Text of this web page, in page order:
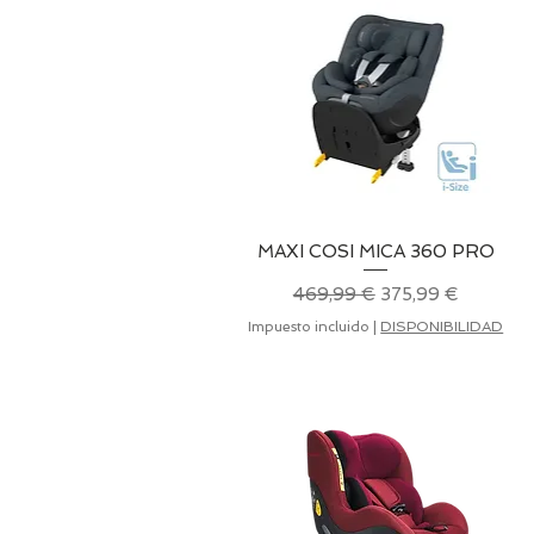
Vista rápida
MAXI COSI MICA 360 PRO
Precio
469,99 € Precio de oferta
375,99 €
Impuesto incluido DISPONIBILIDAD